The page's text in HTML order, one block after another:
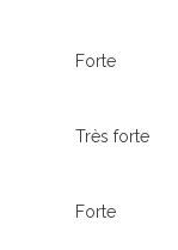
Forte
Très forte
Forte